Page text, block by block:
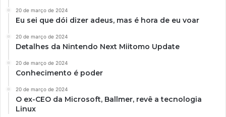
20 de março de 2024
Eu sei que dói dizer adeus, mas é hora de eu voar
20 de março de 2024
Detalhes da Nintendo Next Miitomo Update
20 de março de 2024
Conhecimento é poder
20 de março de 2024
O ex-CEO da Microsoft, Ballmer, revê a tecnologia
Linux